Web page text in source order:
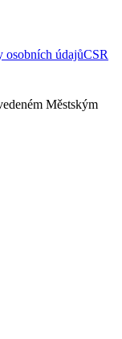
osobních údajůCSR
Městským